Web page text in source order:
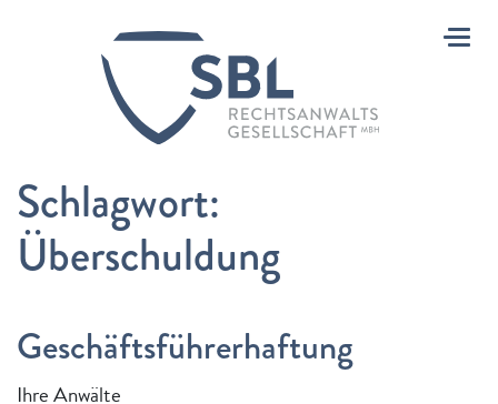
Schlagwort:
Überschuldung
Geschäftsführerhaftung
Ihre Anwälte